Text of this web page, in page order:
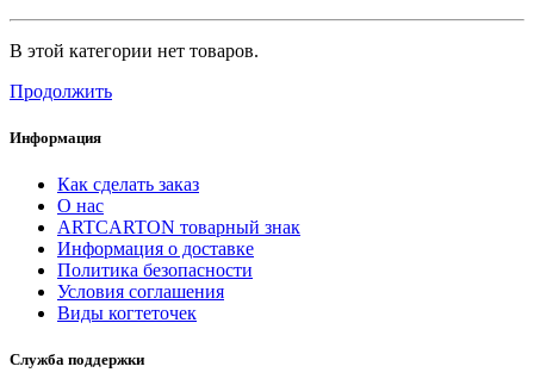
В этой категории нет товаров.
Продолжить
Информация
Как сделать заказ
О нас
ARTCARTON товарный знак
Информация о доставке
Политика безопасности
Условия соглашения
Виды когтеточек
Служба поддержки